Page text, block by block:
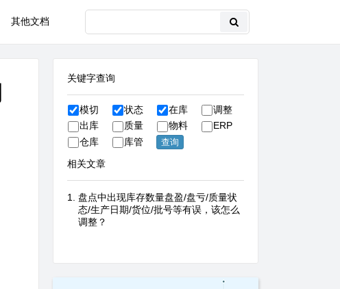
其他文档
关键字查询
模切 状态 在库
调整
出库
质量 物料
ERP
仓库
库管
相关文章
盘点中出现库存数量盘盈/盘亏/质量状
态/生产日期/货位/批号等有误，该怎么
调整？